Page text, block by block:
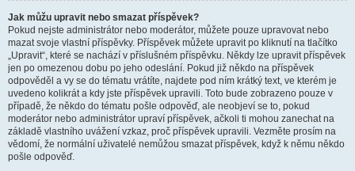
Jak můžu upravit nebo smazat příspěvek?
Pokud nejste administrátor nebo moderátor, můžete pouze upravovat nebo
mazat svoje vlastní příspěvky. Příspěvek můžete upravit po kliknutí na tlačítko
„Upravit“, které se nachází v příslušném příspěvku. Někdy lze upravit příspěvek
jen po omezenou dobu po jeho odeslání. Pokud již někdo na příspěvek
odpověděl a vy se do tématu vrátíte, najdete pod ním krátký text, ve kterém je
uvedeno kolikrát a kdy jste příspěvek upravili. Toto bude zobrazeno pouze v
případě, že někdo do tématu pošle odpověď, ale neobjeví se to, pokud
moderátor nebo administrátor upraví příspěvek, ačkoli ti mohou zanechat na
základě vlastního uvážení vzkaz, proč příspěvek upravili. Vezměte prosím na
vědomí, že normální uživatelé nemůžou smazat příspěvek, když k němu někdo
pošle odpověď.